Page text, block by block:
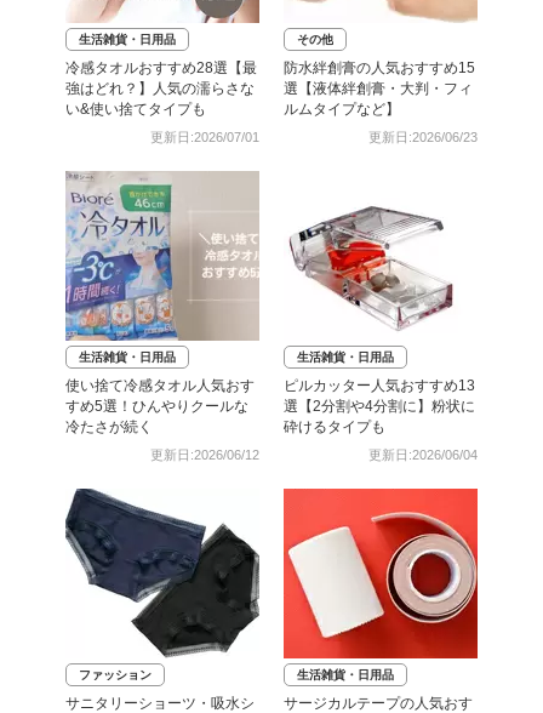
生活雑貨・日用品
冷感タオルおすすめ28選【最
強はどれ？】人気の濡らさな
い&使い捨てタイプも
更新日:2026/07/01
その他
防水絆創膏の人気おすすめ15
選【液体絆創膏・大判・フィ
ルムタイプなど】
更新日:2026/06/23
生活雑貨・日用品
使い捨て冷感タオル人気おす
すめ5選！ひんやりクールな
冷たさが続く
更新日:2026/06/12
生活雑貨・日用品
ピルカッター人気おすすめ13
選【2分割や4分割に】粉状に
砕けるタイプも
更新日:2026/06/04
ファッション
サニタリーショーツ・吸水シ
生活雑貨・日用品
サージカルテープの人気おす